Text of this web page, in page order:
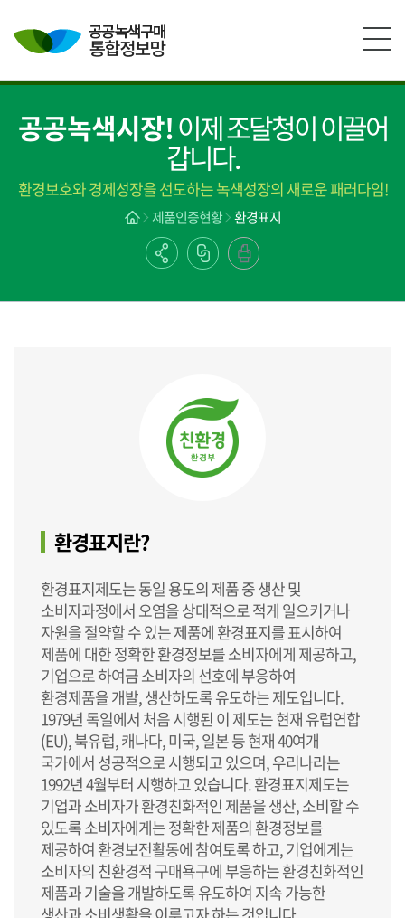
공공녹색시장!이제 조달청이 이끌어
갑니다.
환경보호와 경제성장을 선도하는 녹색성장의 새로운 패러다임!
제품인증현황 환경표지
환경표지란?
환경표지제도는 동일 용도의 제품 중 생산 및
소비자과정에서 오염을 상대적으로 적게 일으키거나
자원을 절약할 수 있는 제품에 환경표지를 표시하여
제품에 대한 정확한 환경정보를 소비자에게 제공하고,
기업으로 하여금 소비자의 선호에 부응하여
환경제품을 개발, 생산하도록 유도하는 제도입니다.
1979년 독일에서 처음 시행된 이 제도는 현재 유럽연합
(EU), 북유럽, 캐나다, 미국, 일본 등 현재 40여개
국가에서 성공적으로 시행되고 있으며, 우리나라는
1992년 4월부터 시행하고 있습니다. 환경표지제도는
기업과 소비자가 환경친화적인 제품을 생산, 소비할 수
있도록 소비자에게는 정확한 제품의 환경정보를
제공하여 환경보전활동에 참여토록 하고, 기업에게는
소비자의 친환경적 구매욕구에 부응하는 환경친화적인
제품과 기술을 개발하도록 유도하여 지속 가능한